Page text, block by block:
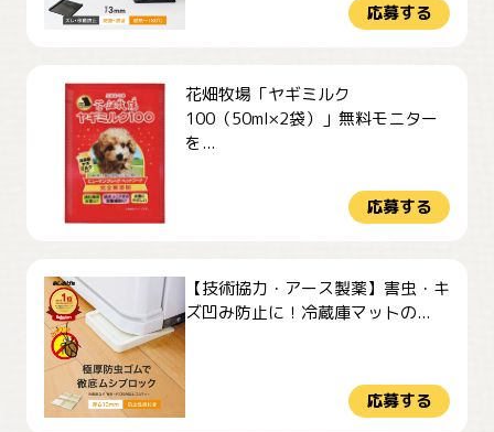
応募する
花畑牧場「ヤギミルク
100（50ml×2袋）」無料モニター
を...
応募する
【技術協力・アース製薬】害虫・キ
ズ凹み防止に！冷蔵庫マットの...
応募する